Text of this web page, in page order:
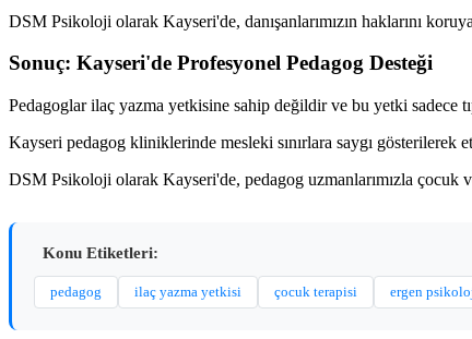
DSM Psikoloji olarak Kayseri'de, danışanlarımızın haklarını
Sonuç: Kayseri'de Profesyonel Pedagog Desteği
Pedagoglar ilaç yazma yetkisine sahip değildir ve bu yetki sadece
Kayseri pedagog kliniklerinde mesleki sınırlara saygı
DSM Psikoloji olarak Kayseri'de, pedagog uzmanlarımızla
Konu Etiketleri:
pedagog ilaç yazma yetkisi çocuk terapisi ergen